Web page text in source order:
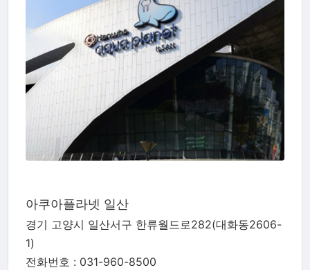
아쿠아플라넷 일산
경기 고양시 일산서구 한류월드로282(대화동2606-
1)
전화번호 : 031-960-8500